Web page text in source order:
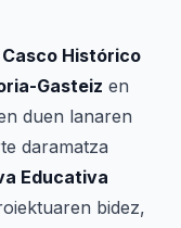
Casco Histórico
Gasteiz en
duen lanaren
daramatza
Educativa
bidez,